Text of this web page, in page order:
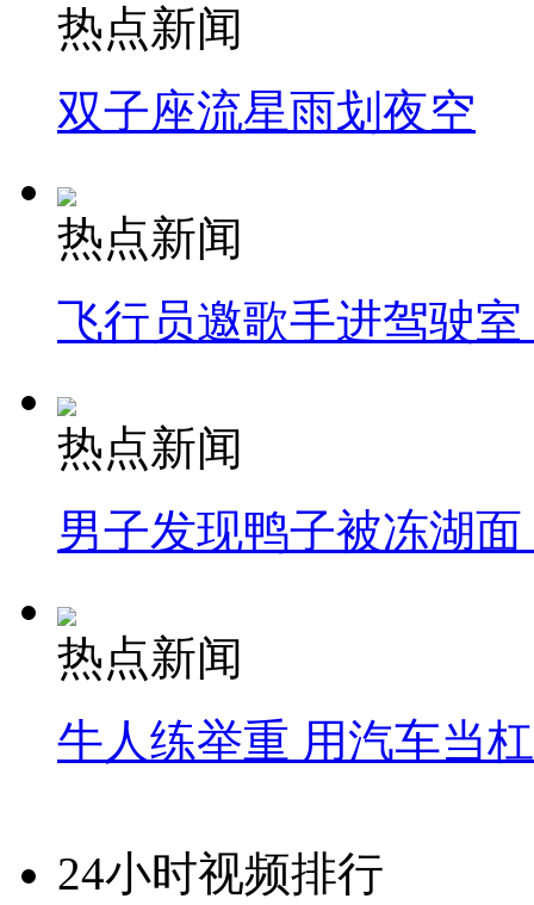
热点新闻
双子座流星雨划夜空
热点新闻
飞行员邀歌手进驾驶
热点新闻
男子发现鸭子被冻湖
热点新闻
牛人练举重 用汽车当
24小时视频排行